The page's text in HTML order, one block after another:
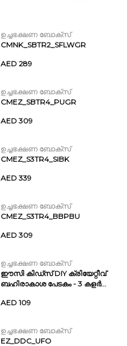
ഉച്ചഭക്ഷണ ബോക്സ്
CMNK_SBTR2_SFLWGR
AED 289
ഉച്ചഭക്ഷണ ബോക്സ്
CMEZ_SBTR4_PUGR
AED 309
ഉച്ചഭക്ഷണ ബോക്സ്
CMEZ_S3TR4_SIBK
AED 339
ഉച്ചഭക്ഷണ ബോക്സ്
CMEZ_S3TR4_BBPBU
AED 309
ഉച്ചഭക്ഷണ ബോക്സ്
ഈസി കിഡ്സ് DIY ക്രിയേറ്റീവ്
ബഹിരാകാശ പേടകം - 3 കളർ...
AED 109
ഉച്ചഭക്ഷണ ബോക്സ്
EZ_DDC_UFO